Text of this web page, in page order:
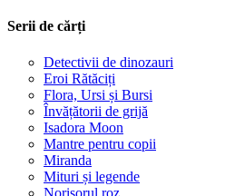
Serii de cărți
Detectivii de dinozauri
Eroi Rătăciți
Flora, Ursi și Bursi
Învățătorii de grijă
Isadora Moon
Mantre pentru copii
Miranda
Mituri și legende
Norișorul roz